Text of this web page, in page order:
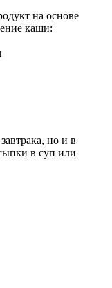
на основе
каши:
но и в
в суп или